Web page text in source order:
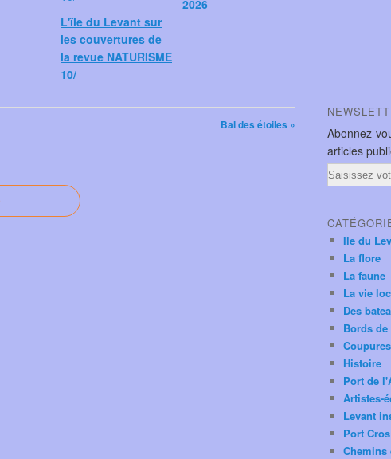
L'île du Levant sur
les couvertures de
la revue NATURISME
10/
2026
Bal des étoiles »
Abonnez-
articles
Email
Ile du
La flore
La faune
La vie
Des
Bords de
Histoire
Port de
Artistes-
Levant
Port
Chemins